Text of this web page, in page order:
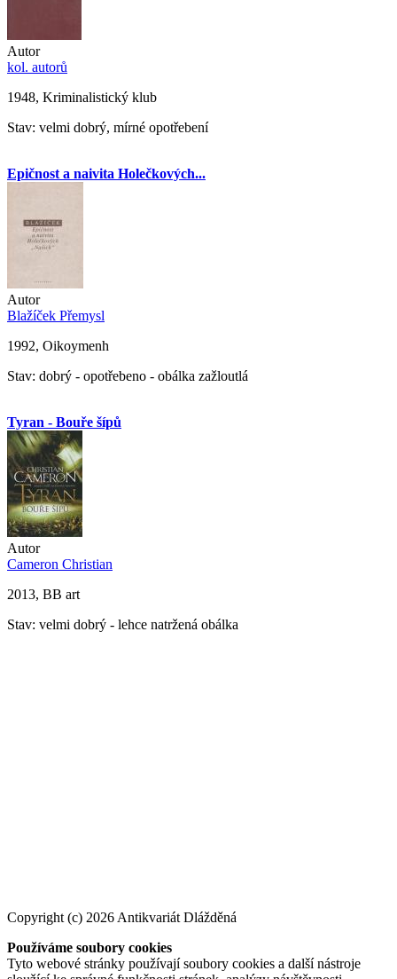
Autor
kol. autorů
1948, Kriminalistický klub
Stav: velmi dobrý, mírné opotřebení
Epičnost a naivita Holečkových...
Autor
Blažíček Přemysl
1992, Oikoymenh
Stav: dobrý - opotřebeno - obálka zažloutlá
Tyran - Bouře šípů
Autor
Cameron Christian
2013, BB art
Stav: velmi dobrý - lehce natržená obálka
Copyright (c) 2026 Antikvariát Dlážděná
Používáme soubory cookies
Tyto webové stránky používají soubory cookies a další nástroje